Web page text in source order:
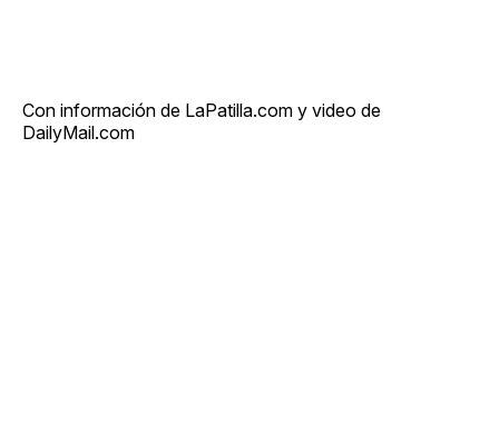
Con información de LaPatilla.com y video de
DailyMail.com